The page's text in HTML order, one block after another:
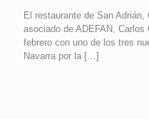
El restaurante de San
asociado de ADEFAN,
febrero con uno de los tres
Navarra por la […]